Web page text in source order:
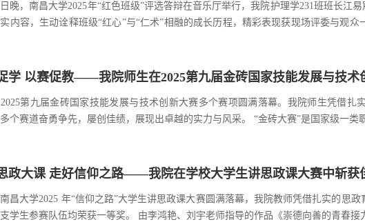
日晚，南昌大学2025年“红色班级”评选答辩在音乐厅举行，我院护理学231班班长江
内容，生动诠释班级“红心”与“仁术”相融的成长历程，精彩表现获现场评委与观众
学 以赛促教——我院师生在2025第九届金砖国家技能发展与技术
第九届金砖国家技能发展与技术创新大赛多个赛项圆满落幕。我院师生凭借扎
个赛道奋勇争先，屡创佳绩，展现出卓越的实力与风采。 “金砖大赛”是国家级一类
政大课 走好信仰之路——我院在学校大学生讲思政课大赛中斩获
昌大学2025 年“信仰之路”大学生讲思政课大赛圆满落幕，我院教师凭借扎实的思
奖，两支学生参赛队伍均荣获一等奖。 由李鸿艳、刘宇老师指导的作品《崇德向善的青